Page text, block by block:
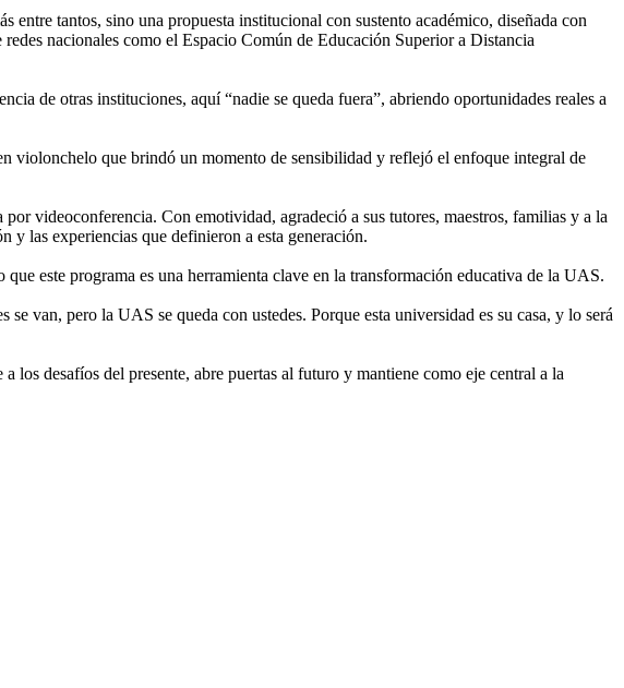
tantos, sino una propuesta institucional con sustento académico, diseñada con
nacionales como el Espacio Común de Educación Superior a Distancia
de otras instituciones, aquí “nadie se queda fuera”, abriendo oportunidades reales a
violonchelo que brindó un momento de sensibilidad y reflejó el enfoque integral de
videoconferencia. Con emotividad, agradeció a sus tutores, maestros, familias y a la
y las experiencias que definieron a esta generación.
este programa es una herramienta clave en la transformación educativa de la UAS.
van, pero la UAS se queda con ustedes. Porque esta universidad es su casa, y lo será
desafíos del presente, abre puertas al futuro y mantiene como eje central a la